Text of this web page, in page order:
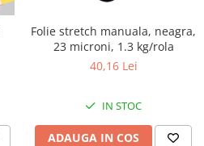
Folie stretch manuala, neagra,
23 microni, 1.3 kg/rola
40,16 Lei
IN STOC
ADAUGA IN COS